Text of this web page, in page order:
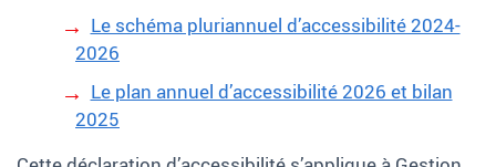
Le schéma pluriannuel d’accessibilité 2024-
2026
Le plan annuel d’accessibilité 2026 et bilan
2025